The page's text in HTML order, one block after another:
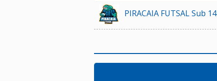
PIRACAIA FUTSAL Sub 14